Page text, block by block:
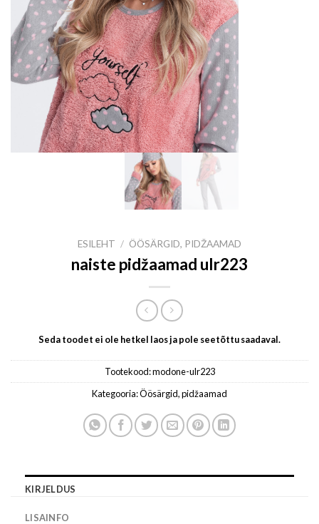
ESILEHT / ÖÖSÄRGID, PIDŽAAMAD
naiste pidžaamad ulr223
Seda toodet ei ole hetkel laos ja pole seetõttu saadaval.
Tootekood:modone-ulr223
Kategooria:Öösärgid, pidžaamad
KIRJELDUS
LISAINFO